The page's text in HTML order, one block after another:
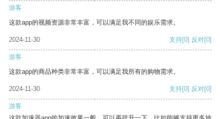
游客
这款app的视频资源非常丰富，可以满足我不同的娱乐需求。
2024-11-30 支持[0] 反对[0]
游客
这款app的商品种类非常丰富，可以满足我所有的购物需求。
2024-11-30 支持[0] 反对[0]
游客